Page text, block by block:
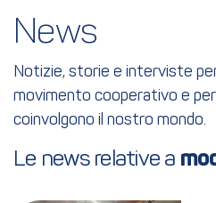
News
Notizie, storie e interviste
movimento cooperativo e
coinvolgono il nostro mondo.
Le news relative a